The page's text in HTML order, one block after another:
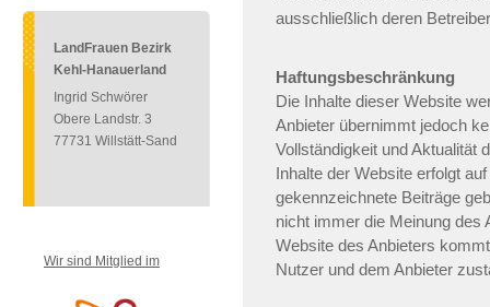
LandFrauen Bezirk
Kehl-Hanauerland
Ingrid Schwörer
Obere Landstr. 3
77731 Willstätt-Sand
Wir sind Mitglied im
ausschließlich deren
Haftungsbeschränkung
Die Inhalte dieser Website
Anbieter übernimmt jedoch
Vollständigkeit und Aktualität
Inhalte der Website erfolgt
gekennzeichnete Beiträge
nicht immer die Meinung des
Website des Anbieters
Nutzer und dem Anbieter